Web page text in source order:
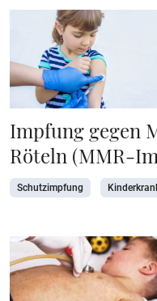
Impfung gegen
Röteln (MMR-
Schutzimpfung